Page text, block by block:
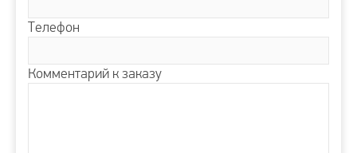
Телефон
Комментарий к заказу